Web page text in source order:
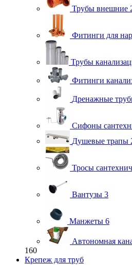
Трубы внешние
Фитинги для
Трубы
Фитинги
Дренажные
Сифоны
Душевые трапы
Тросы
Вантузы 3
Манжеты 6
Автономная
160
Крепеж для труб